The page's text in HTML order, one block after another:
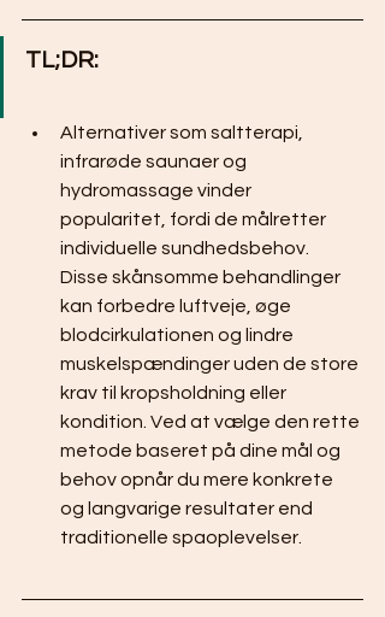
TL;DR:
Alternativer som saltterapi,
infrarøde saunaer og
hydromassage vinder
popularitet, fordi de målretter
individuelle sundhedsbehov.
Disse skånsomme behandlinger
kan forbedre luftveje, øge
blodcirkulationen og lindre
muskelspændinger uden de store
krav til kropsholdning eller
kondition. Ved at vælge den rette
metode baseret på dine mål og
behov opnår du mere konkrete
og langvarige resultater end
traditionelle spaoplevelser.